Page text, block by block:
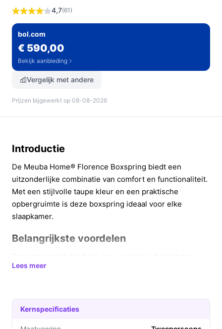
4,7(61)
bol.com
€ 590,00
Bekijk aanbieding
Vergelijk met andere
Prijzen bijgewerkt op 08-08-2026
Introductie
De Meuba Home® Florence Boxspring biedt een
uitzonderlijke combinatie van comfort en functionaliteit.
Met een stijlvolle taupe kleur en een praktische
opbergruimte is deze boxspring ideaal voor elke
slaapkamer.
Belangrijkste voordelen
aan een betere nachtrust en een georganiseerde
Optimaal slaapcomfort dankzij de pocketvering die
zich aanpast aan de contouren van je lichaam.
Handige opbergruimte onder het matras voor extra
Lees meer
Kernspecificaties